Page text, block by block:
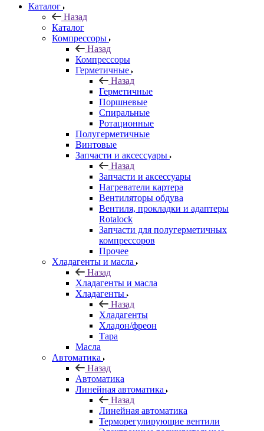
Каталог
Назад
Каталог
Компрессоры
Назад
Компрессоры
Герметичные
Назад
Герметичные
Поршневые
Спиральные
Ротационные
Полугерметичные
Винтовые
Запчасти и аксессуары
Назад
Запчасти и аксессуары
Нагреватели картера
Вентиляторы обдува
Вентиля, прокладки и адаптеры
Rotalock
Запчасти для полугерметичных
компрессоров
Прочее
Хладагенты и масла
Назад
Хладагенты и масла
Хладагенты
Назад
Хладагенты
Хладон/фреон
Тара
Масла
Автоматика
Назад
Автоматика
Линейная автоматика
Назад
Линейная автоматика
Терморегулирующие вентили